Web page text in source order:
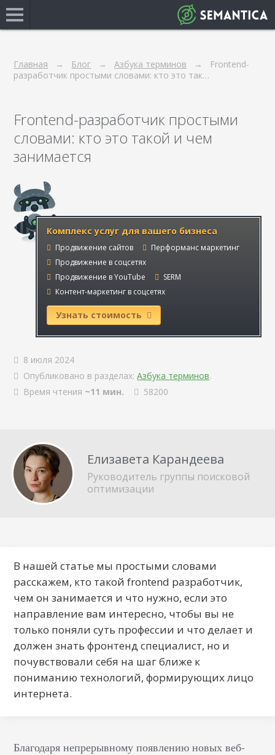
Главная Блог Азбука терминов
Frontend-
разработчик простыми словами: кто это так…
Frontend-разработчик простыми
словами: кто это такой и чем
занимается
Комплекс услуг для вашего бизнеса
Продвижение сайтов
Перформанс маркетинг
Продвижение в соцсетях
Продвижение в YouTube
SERM
Контент-маркетинг в соцсетях
Узнать стоимость
8 июля 2024
Опубликовано в разделах:Азбука терминов.
Время чтения ~11 мин. 58200
Елизавета Карандеева
Руководитель группы поисковой
оптимизации
В нашей статье мы простыми словами
расскажем, кто такой frontend разработчик,
чем он занимается и что нужно, если это
направление вам интересно, чтобы вы не
только поняли суть профессии и что делает и
должен знать фронтенд специалист, но и
почувствовали себя на шаг ближе к
пониманию технологий, формирующих лицо
интернета.
Благодаря непрерывному появлению новых веб-